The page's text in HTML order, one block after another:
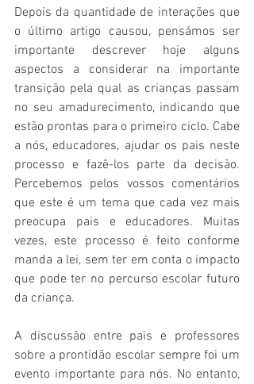
Depois da quantidade de interações que
o último artigo causou, pensámos ser
importante descrever hoje alguns
aspectos a considerar na importante
transição pela qual as crianças passam
no seu amadurecimento, indicando que
estão prontas para o primeiro ciclo. Cabe
a nós, educadores, ajudar os pais neste
processo e fazê-los parte da decisão.
Percebemos pelos vossos comentários
que este é um tema que cada vez mais
preocupa pais e educadores. Muitas
vezes, este processo é feito conforme
manda a lei, sem ter em conta o impacto
que pode ter no percurso escolar futuro
da criança.
A discussão entre pais e professores
sobre a prontidão escolar sempre foi um
evento importante para nós. No entanto,